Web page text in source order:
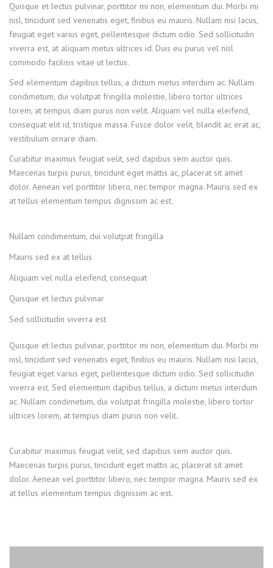
Quisque et lectus pulvinar, porttitor mi non, elementum dui. Morbi mi
nisl, tincidunt sed venenatis eget, finibus eu mauris. Nullam nisi lacus,
feugiat eget varius eget, pellentesque dictum odio. Sed sollicitudin
viverra est, at aliquam metus ultrices id. Duis eu purus vel nisl
commodo facilisis vitae ut lectus.
Sed elementum dapibus tellus, a dictum metus interdum ac. Nullam
condimetum, dui volutpat fringilla molestie, libero tortor ultrices
lorem, at tempus diam purus non velit. Aliquam vel nulla eleifend,
consequat elit id, tristique massa. Fusce dolor velit, blandit ac erat ac,
vestibulum ornare diam.
Curabitur maximus feugiat velit, sed dapibus sem auctor quis.
Maecenas turpis purus, tincidunt eget mattis ac, placerat sit amet
dolor. Aenean vel porttitor libero, nec tempor magna. Mauris sed ex
at tellus elementum tempus dignissim ac est.
Nullam condimentum, dui volutpat fringilla
Mauris sed ex at tellus
Aliquam vel nulla eleifend, consequat
Quisque et lectus pulvinar
Sed sollicitudin viverra est
Quisque et lectus pulvinar, porttitor mi non, elementum dui. Morbi mi
nisl, tincidunt sed venenatis eget, finibus eu mauris. Nullam nisi lacus,
feugiat eget varius eget, pellentesque dictum odio. Sed sollicitudin
viverra est. Sed elementum dapibus tellus, a dictum metus interdum
ac. Nullam condimetum, dui volutpat fringilla molestie, libero tortor
ultrices lorem, at tempus diam purus non velit.
Curabitur maximus feugiat velit, sed dapibus sem auctor quis.
Maecenas turpis purus, tincidunt eget mattis ac, placerat sit amet
dolor. Aenean vel porttitor libero, nec tempor magna. Mauris sed ex
at tellus elementum tempus dignissim ac est.